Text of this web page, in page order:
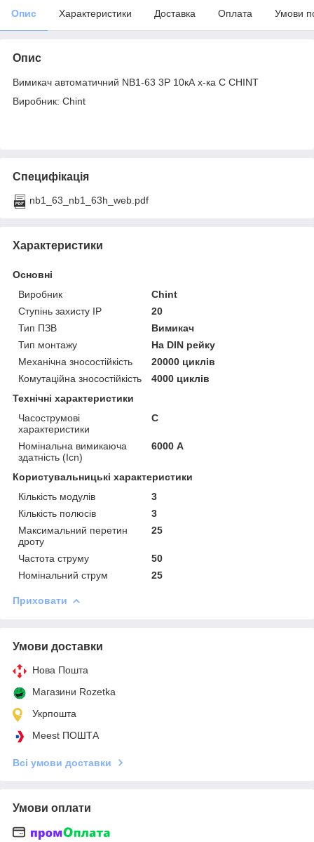
Опис Характеристики Доставка Оплата Умови
Опис
Вимикач автоматичний NB1-63 3P 10кА х-ка C CHINT
Виробник: Chint
Специфікація
nb1_63_nb1_63h_web.pdf
Характеристики
Основні
Виробник
Chint
Ступінь захисту IP
20
Тип ПЗВ
Вимикач
Тип монтажу
На DIN рейку
Механічна зносостійкість
20000 циклів
Комутаційна зносостійкість
4000 циклів
Технічні характеристики
Часострумові
характеристики
C
Номінальна вимикаюча
здатність (Icn)
6000 А
Користувальницькі характеристики
Кількість модулів
3
Кількість полюсів
3
Максимальний перетин
дроту
25
Частота струму
50
Номінальний струм
25
Приховати
Умови доставки
Нова Пошта
Магазини Rozetka
Укрпошта
Meest ПОШТА
Всі умови доставки
Умови оплати